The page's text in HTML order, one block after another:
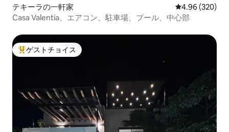
テキーラの一軒家 レビュー320
4.96 (320)
Casa Valentía、エアコン、駐車場、プール、中心部
大好評のゲストチョイスです。
ゲストチョイス